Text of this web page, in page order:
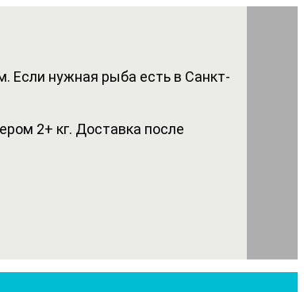
Если нужная рыба есть в Санкт-
2+ кг. Доставка после